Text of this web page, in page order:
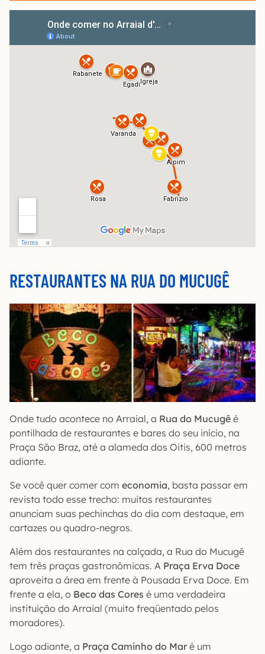
RESTAURANTES NA RUA DO MUCUGÊ
Onde tudo acontece no Arraial, a Rua do Mucugê é
pontilhada de restaurantes e bares do seu início, na
Praça São Braz, até a alameda dos Oitis, 600 metros
adiante.
Se você quer comer com economia, basta passar em
revista todo esse trecho: muitos restaurantes
anunciam suas pechinchas do dia com destaque, em
cartazes ou quadro-negros.
Além dos restaurantes na calçada, a Rua do Mucugê
tem três praças gastronômicas. A Praça Erva Doce
aproveita a área em frente à Pousada Erva Doce. Em
frente a ela, o Beco das Cores é uma verdadeira
instituição do Arraial (muito freqüentado pelos
moradores).
Logo adiante, a Praça Caminho do Mar é um